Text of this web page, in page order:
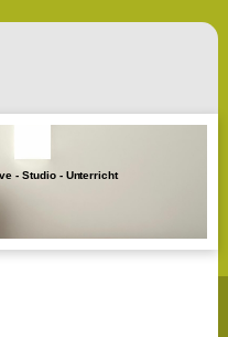
Studio - Unterricht